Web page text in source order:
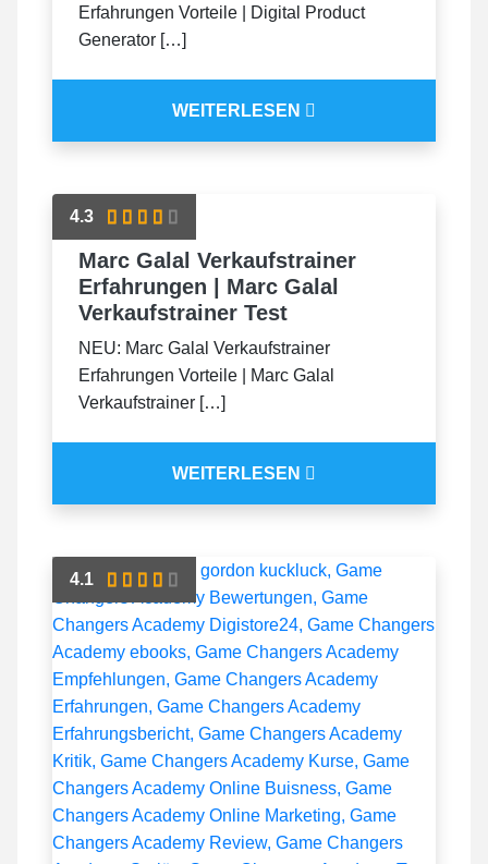
Erfahrungen Vorteile | Digital Product
Generator […]
WEITERLESEN
4.3
Marc Galal Verkaufstrainer
Erfahrungen | Marc Galal
Verkaufstrainer Test
NEU: Marc Galal Verkaufstrainer
Erfahrungen Vorteile | Marc Galal
Verkaufstrainer […]
WEITERLESEN
4.1